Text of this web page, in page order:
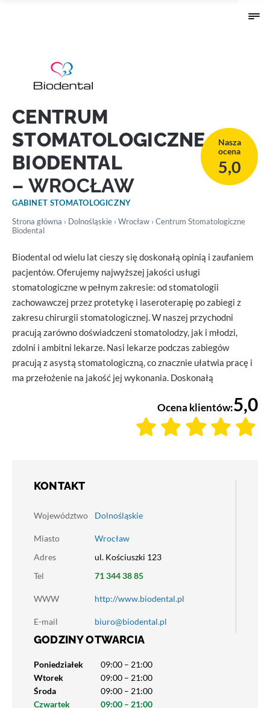
CENTRUM
STOMATOLOGICZNE
BIODENTAL
– WROCŁAW
GABINET STOMATOLOGICZNY
Nasza
ocena
5,0
Strona główna › Dolnośląskie › Wrocław › Centrum Stomatologiczne
Biodental
Biodental od wielu lat cieszy się doskonałą opinią i zaufaniem
pacjentów. Oferujemy najwyższej jakości usługi
stomatologiczne w pełnym zakresie: od stomatologii
zachowawczej przez protetykę i laseroterapię po zabiegi z
zakresu chirurgii stomatologicznej. W naszej przychodni
pracują zarówno doświadczeni stomatolodzy, jak i młodzi,
zdolni i ambitni lekarze. Nasi lekarze podczas zabiegów
pracują z asystą stomatologiczną, co znacznie ułatwia pracę i
ma przełożenie na jakość jej wykonania. Doskonałą
Ocena klientów:5,0
KONTAKT
Województwo Dolnośląskie
Miasto
Wrocław
Adres
ul. Kościuszki 123
Tel
71 344 38 85
WWW http://www.biodental.pl
E-mail biuro@biodental.pl
GODZINY OTWARCIA
Poniedziałek
09:00 – 21:00
Wtorek
09:00 – 21:00
Środa
09:00 – 21:00
Czwartek
09:00 – 21:00